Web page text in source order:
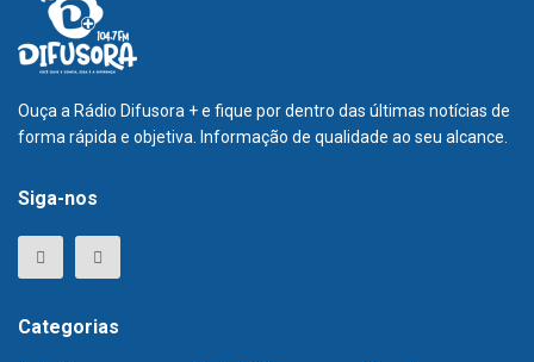
Ouça a Rádio Difusora + e fique por dentro das últimas notícias de
forma rápida e objetiva. Informação de qualidade ao seu alcance.
Siga-nos
Categorias